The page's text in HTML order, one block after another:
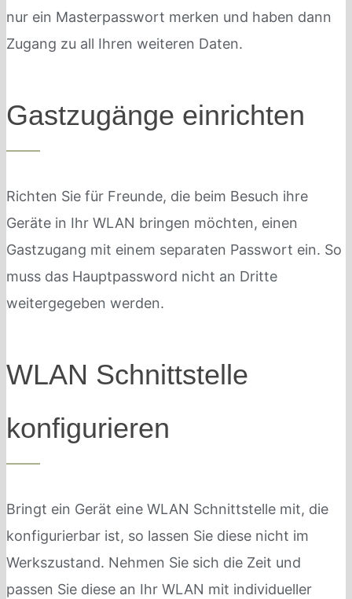
nur ein Masterpasswort merken und haben dann
Zugang zu all Ihren weiteren Daten.
Gastzugänge einrichten
Richten Sie für Freunde, die beim Besuch ihre
Geräte in Ihr WLAN bringen möchten, einen
Gastzugang mit einem separaten Passwort ein. So
muss das Hauptpassword nicht an Dritte
weitergegeben werden.
WLAN Schnittstelle
konfigurieren
Bringt ein Gerät eine WLAN Schnittstelle mit, die
konfigurierbar ist, so lassen Sie diese nicht im
Werkszustand. Nehmen Sie sich die Zeit und
passen Sie diese an Ihr WLAN mit individueller